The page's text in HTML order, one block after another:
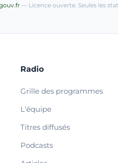
— Licence ouverte. Seules les
Radio
Grille des programmes
L'équipe
Titres diffusés
Podcasts